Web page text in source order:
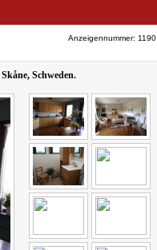
Anzeigennummer: 1190
Schweden.